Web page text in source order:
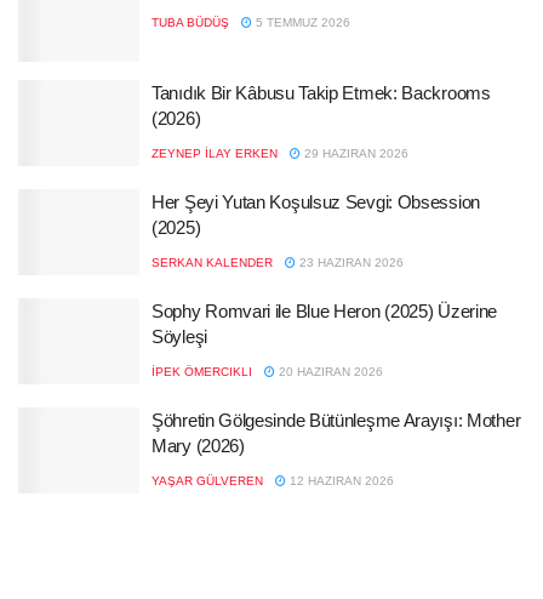
TUBA BÜDÜŞ 5 TEMMUZ 2026
Tanıdık Bir Kâbusu Takip Etmek: Backrooms
(2026)
ZEYNEP İLAY ERKEN 29 HAZIRAN 2026
Her Şeyi Yutan Koşulsuz Sevgi: Obsession
(2025)
SERKAN KALENDER 23 HAZIRAN 2026
Sophy Romvari ile Blue Heron (2025) Üzerine
Söyleşi
İPEK ÖMERCIKLI 20 HAZIRAN 2026
Şöhretin Gölgesinde Bütünleşme Arayışı: Mother
Mary (2026)
YAŞAR GÜLVEREN 12 HAZIRAN 2026